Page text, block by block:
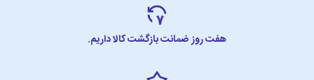
هفت روز ضمانت بازگشت کالا داریم.